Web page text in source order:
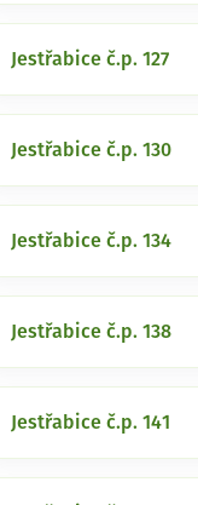
Jestřabice č.p. 127
Jestřabice č.p. 130
Jestřabice č.p. 134
Jestřabice č.p. 138
Jestřabice č.p. 141